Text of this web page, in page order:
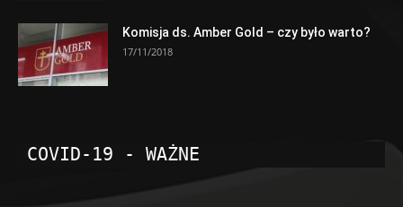
Komisja ds. Amber Gold – czy było warto?
17/11/2018
COVID-19 - WAŻNE